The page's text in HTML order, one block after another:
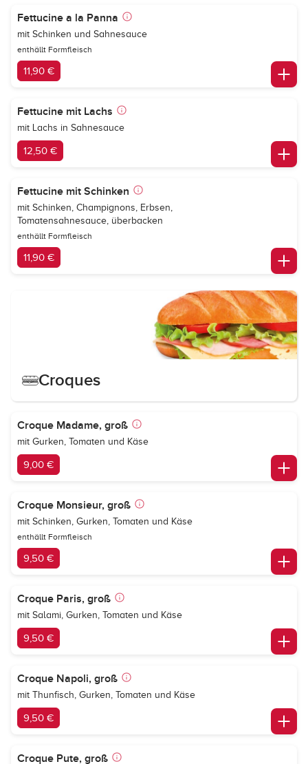
Fettucine a la Panna
mit Schinken und Sahnesauce
enthällt Formfleisch
11,90 €
Fettucine mit Lachs
mit Lachs in Sahnesauce
12,50 €
Fettucine mit Schinken
mit Schinken, Champignons, Erbsen,
Tomatensahnesauce, überbacken
enthällt Formfleisch
11,90 €
Croques
Croque Madame, groß
mit Gurken, Tomaten und Käse
9,00 €
Croque Monsieur, groß
mit Schinken, Gurken, Tomaten und Käse
enthällt Formfleisch
9,50 €
Croque Paris, groß
mit Salami, Gurken, Tomaten und Käse
9,50 €
Croque Napoli, groß
mit Thunfisch, Gurken, Tomaten und Käse
9,50 €
Croque Pute, groß